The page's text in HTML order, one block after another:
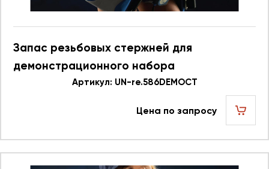
Запас резьбовых стержней для
демонстрационного набора
586.596DEMOCT UN re.586DEMOCT 623748
Артикул: UN-re.586DEMOCT
Цена по запросу